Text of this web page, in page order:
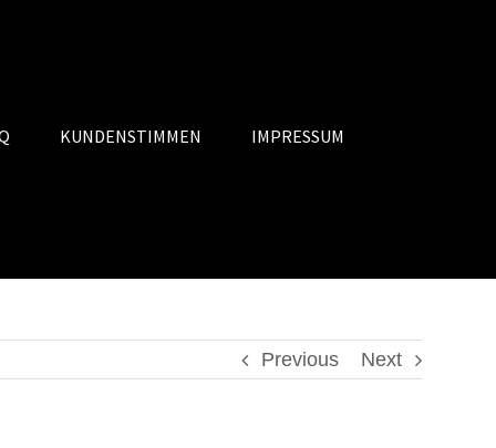
KUNDENSTIMMEN IMPRESSUM
Previous Next